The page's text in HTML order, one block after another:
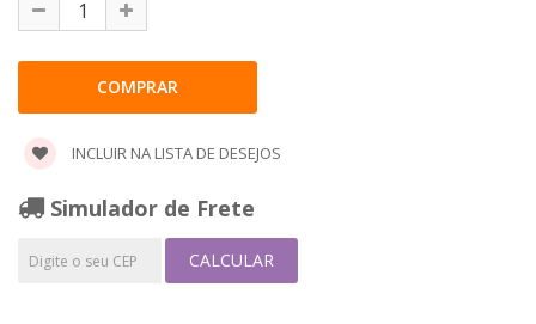
INCLUIR NA LISTA DE DESEJOS
Simulador de Frete
CALCULAR